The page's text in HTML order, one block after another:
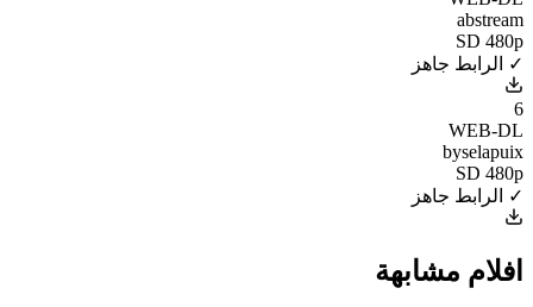
abstream
SD 480p
✓ الرابط جاهز
6
WEB-DL
byselapuix
SD 480p
✓ الرابط جاهز
افلام مشابهة